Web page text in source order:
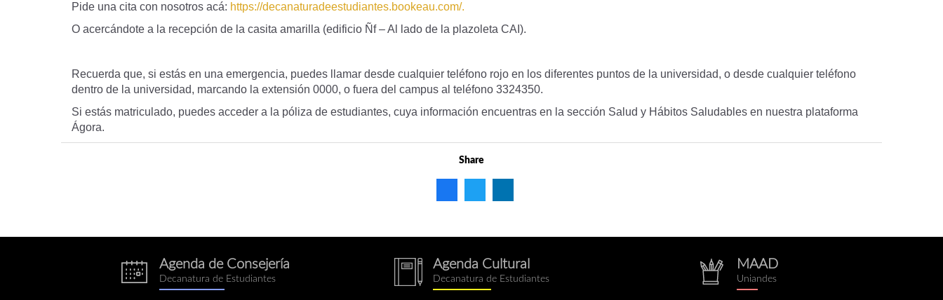
Pide una cita con nosotros acá: https://decanaturadeestudiantes.bookeau.com/.
O acercándote a la recepción de la casita amarilla (edificio Ñf – Al lado de la plazoleta CAI).
Recuerda que, si estás en una emergencia, puedes llamar desde cualquier teléfono rojo en los diferentes puntos de la universidad, o desde cualquier teléfono
dentro de la universidad, marcando la extensión 0000, o fuera del campus al teléfono 3324350.
Si estás matriculado, puedes acceder a la póliza de estudiantes, cuya información encuentras en la sección Salud y Hábitos Saludables en nuestra plataforma
Ágora.
Share
eventos.png
Agenda de Consejería
Decanatura de Estudiantes notebook.png
Agenda Cultural
Decanatura de Estudiantes repositorio.png
MAAD
Uniandes